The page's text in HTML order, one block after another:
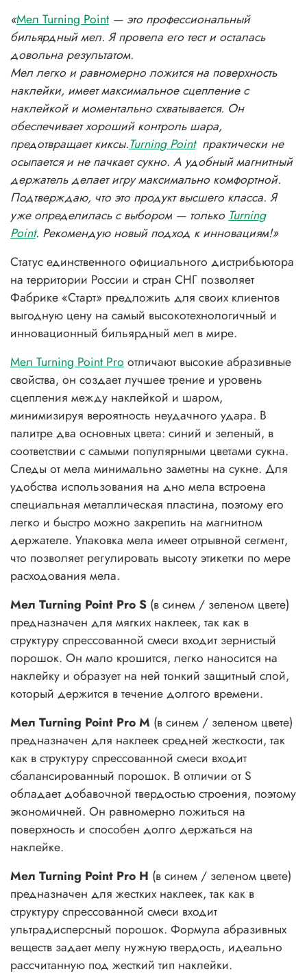
«Мел Turning Point— это профессиональный
бильярдный мел. Я провела его тест и осталась
довольна результатом.
Мел легко и равномерно ложится на поверхность
наклейки, имеет максимальное сцепление с
наклейкой и моментально схватывается. Он
обеспечивает хороший контроль шара,
предотвращает киксы.Turning Pointпрактически не
осыпается и не пачкает сукно. А удобный магнитный
держатель делает игру максимально комфортной.
Подтверждаю, что это продукт высшего класса. Я
уже определилась с выбором — только Turning
Point. Рекомендую новый подход к инновациям!»
Статус единственного официального дистрибьютора
на территории России и стран СНГ позволяет
Фабрике «Старт» предложить для своих клиентов
выгодную цену на самый высокотехнологичный и
инновационный бильярдный мел в мире.
Мел Turning Point Pro отличают высокие абразивные
свойства, он создает лучшее трение и уровень
сцепления между наклейкой и шаром,
минимизируя вероятность неудачного удара. В
палитре два основных цвета: синий и зеленый, в
соответствии с самыми популярными цветами сукна.
Следы от мела минимально заметны на сукне. Для
удобства использования на дно мела встроена
специальная металлическая пластина, поэтому его
легко и быстро можно закрепить на магнитном
держателе. Упаковка мела имеет отрывной сегмент,
что позволяет регулировать высоту этикетки по мере
расходования мела.
Мел Turning Point Pro S (в синем / зеленом цвете)
предназначен для мягких наклеек, так как в
структуру спрессованной смеси входит зернистый
порошок. Он мало крошится, легко наносится на
наклейку и образует на ней тонкий защитный слой,
который держится в течение долгого времени.
Мел Turning Point Pro M (в синем / зеленом цвете)
предназначен для наклеек средней жесткости, так
как в структуру спрессованной смеси входит
сбалансированный порошок. В отличии от S
обладает добавочной твердостью строения, поэтому
экономичней. Он равномерно ложиться на
поверхность и способен долго держаться на
наклейке.
Мел Turning Point Pro H (в синем / зеленом цвете)
предназначен для жестких наклеек, так как в
структуру спрессованной смеси входит
ультрадисперсный порошок. Формула абразивных
веществ задает мелу нужную твердость, идеально
рассчитанную под жесткий тип наклейки.